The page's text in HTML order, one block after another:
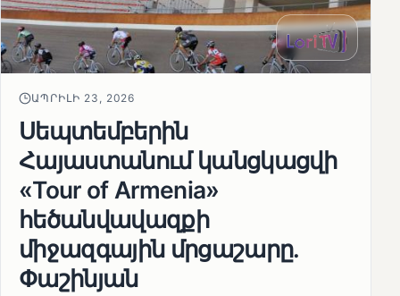
ԱՊՐԻԼԻ 23, 2026
Սեպտեմբերին
Հայաստանում կանցկացվի
«Tour of Armenia»
հեծանվավազքի
միջազգային մրցաշարը.
Փաշինյան